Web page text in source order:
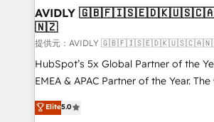
AVIDLY
🇳🇿
提供元：AVIDLY
HubSpot’s 5x Global Partner of the
EMEA & APAC Partner of the Year.
experienced and fully accredited
Partner. 🚀 With 2,750+ HubSpot projects delivered
Elite5.0